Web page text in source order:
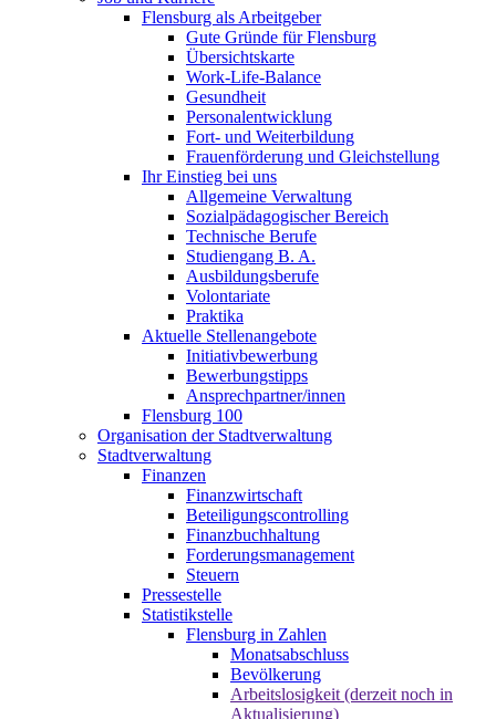
Flensburg als Arbeitgeber
Gute Gründe für Flensburg
Übersichtskarte
Work-Life-Balance
Gesundheit
Personalentwicklung
Fort- und Weiterbildung
Frauenförderung und Gleichstellung
Ihr Einstieg bei uns
Allgemeine Verwaltung
Sozialpädagogischer Bereich
Technische Berufe
Studiengang B. A.
Ausbildungsberufe
Volontariate
Praktika
Aktuelle Stellenangebote
Initiativbewerbung
Bewerbungstipps
Ansprechpartner/innen
Flensburg 100
Organisation der Stadtverwaltung
Stadtverwaltung
Finanzen
Finanzwirtschaft
Beteiligungscontrolling
Finanzbuchhaltung
Forderungsmanagement
Steuern
Pressestelle
Statistikstelle
Flensburg in Zahlen
Monatsabschluss
Bevölkerung
Arbeitslosigkeit (derzeit noch in
Aktualisierung)